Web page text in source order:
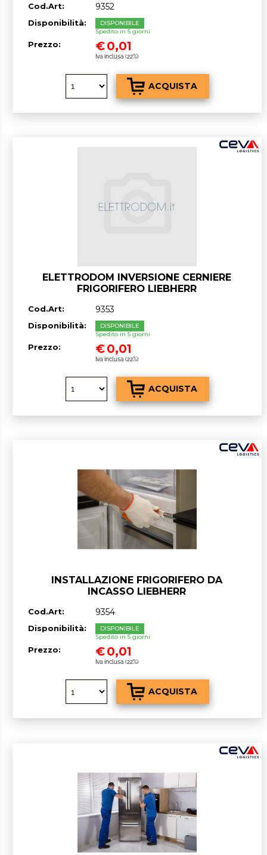
Cod.Art: 9352
Disponibilità:
DISPONIBILE
Spedito in 5 giorni
Prezzo: €0,01
Iva inclusa (22%)
ELETTRODOM INVERSIONE CERNIERE
FRIGORIFERO LIEBHERR
Cod.Art: 9353
Disponibilità:
DISPONIBILE
Spedito in 5 giorni
Prezzo: €0,01
Iva inclusa (22%)
INSTALLAZIONE FRIGORIFERO DA
INCASSO LIEBHERR
Cod.Art: 9354
Disponibilità:
DISPONIBILE
Spedito in 5 giorni
Prezzo: €0,01
Iva inclusa (22%)